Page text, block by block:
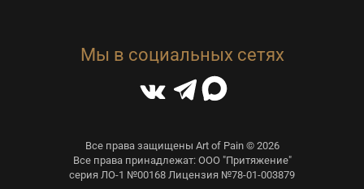
Мы в социальных сетях
Все права защищены Art of Pain © 2026
Все права принадлежат: ООО "Притяжение"
серия ЛО-1 №00168 Лицензия №78-01-003879